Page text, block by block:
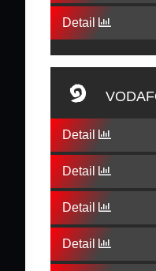
Detail
Detail
Detail
Detail
Detail